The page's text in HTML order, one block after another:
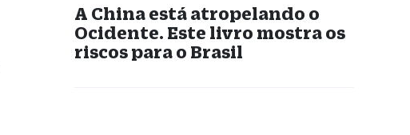
A China está atropelando o
Ocidente. Este livro mostra os
riscos para o Brasil